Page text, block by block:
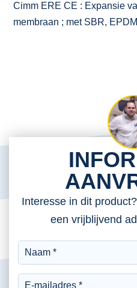
Cimm ERE CE : Expansie
membraan ; met SBR,
Interesse in dit
een vrijblijvend